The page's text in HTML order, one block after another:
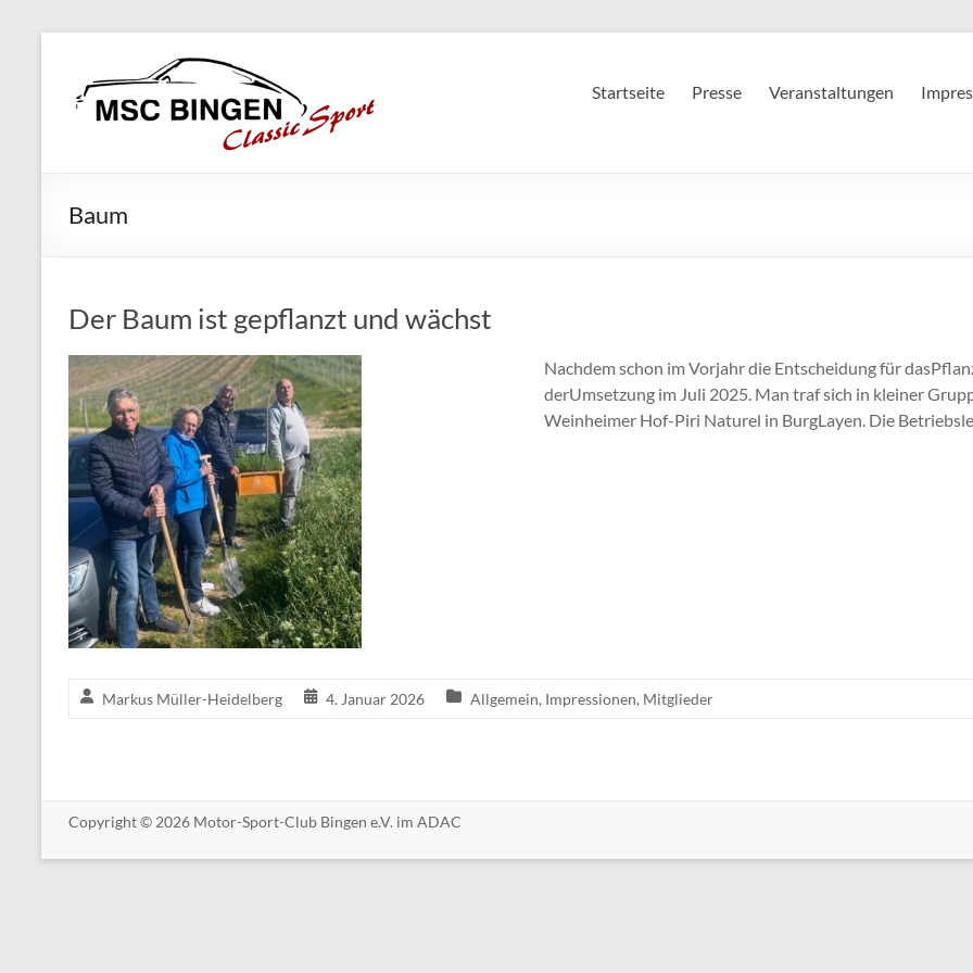
content
MSC
Bingen
Startseite Presse Veranstaltungen
Baum
Der Baum ist gepflanzt und wächst
Nachdem schon im Vorjahr die Entscheidung für
derUmsetzung im Juli 2025. Man traf sich in kleiner
Weinheimer Hof-Piri Naturel in BurgLayen. Die
Markus Müller-Heidelberg 4. Januar 2026 Allgemein, Impressionen, Mitglieder
Copyright © 2026 Motor-Sport-Club Bingen e.V. im ADAC